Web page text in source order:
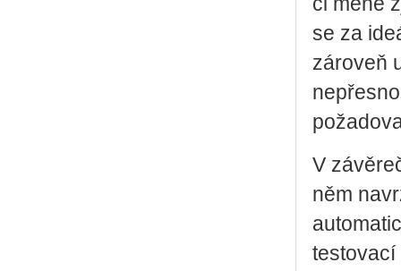
se za
zároveň
V
něm
testovací